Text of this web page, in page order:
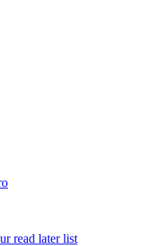
read later list